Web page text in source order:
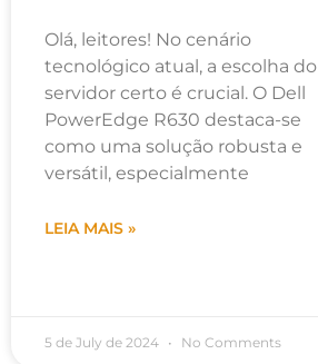
Olá, leitores! No cenário
tecnológico atual, a escolha do
servidor certo é crucial. O Dell
PowerEdge R630 destaca-se
como uma solução robusta e
versátil, especialmente
LEIA MAIS »
5 de July de 2024 No Comments